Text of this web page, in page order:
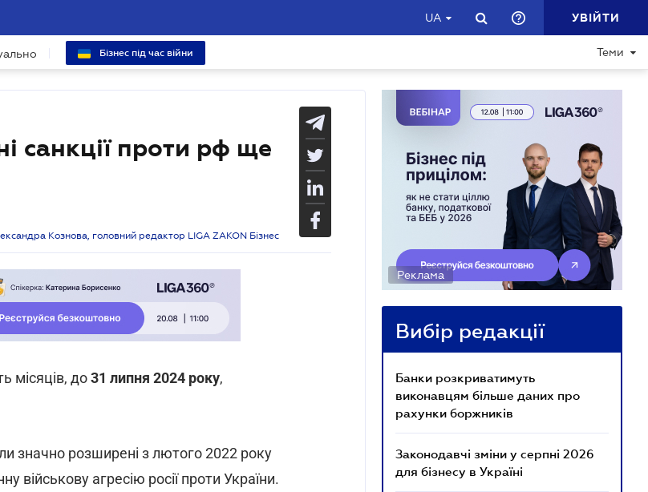
UA УВІЙТИ
Бізнес під час війни Теми
санкції проти рф ще
Кознова, головний редактор LIGA ZAKON Бізнес
місяців, до31 липня 2024 року,
значно розширені з лютого 2022 року
військову агресію росії проти України.
Реклама
Вибір редакції
Банки розкриватимуть
виконавцям більше даних про
рахунки боржників
Законодавчі зміни у серпні 2026
для бізнесу в Україні